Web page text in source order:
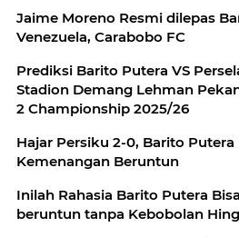
Jaime Moreno Resmi dilepas
Venezuela, Carabobo FC
Prediksi Barito Putera VS
Stadion Demang Lehman
2 Championship 2025/26
Hajar Persiku 2-0, Barito
Kemenangan Beruntun
Inilah Rahasia Barito Putera
beruntun tanpa Kebobolan